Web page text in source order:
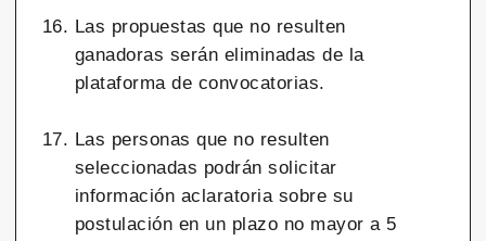
Las propuestas que no resulten
ganadoras serán eliminadas de la
plataforma de convocatorias.
Las personas que no resulten
seleccionadas podrán solicitar
información aclaratoria sobre su
postulación en un plazo no mayor a 5